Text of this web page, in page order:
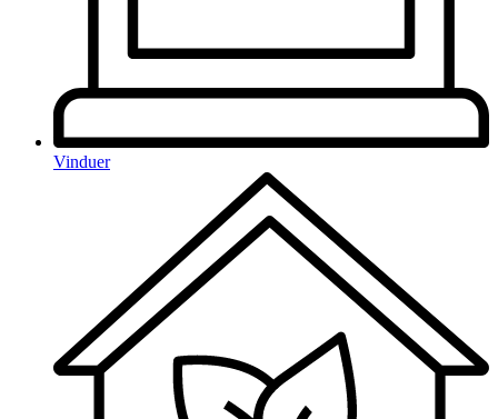
Vinduer